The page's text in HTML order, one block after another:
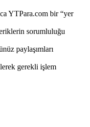
YTPara.com bir “yer
sorumluluğu
paylaşımları
gerekli işlem